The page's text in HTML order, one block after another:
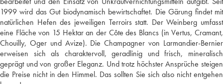
1999 wird das Gut biodynamisch bewirtschaftet. Die Gärung findet mit
natürlichen Hefen des jeweiligen Terroirs statt. Der Weinberg umfasst
eine Fläche von 15 Hektar an der Côte des Blancs (in Vertus, Cramant,
Chouilly, Oger und Avize). Die Champagner von Larmandier-Bernier
erweisen sich als charaktervoll, geradlinig und frisch, mineralisch
geprägt und von großer Eleganz. Und trotz höchster Ansprüche steigen
die Preise nicht in den Himmel. Das sollten Sie sich also nicht entgehen